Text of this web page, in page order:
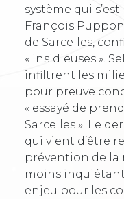
système qui
François
de Sarcelles,
« insidieuses ».
infiltrent les
pour preuve
« essayé de
Sarcelles ». Le
qui vient d’être
prévention de la
moins
enjeu pour les